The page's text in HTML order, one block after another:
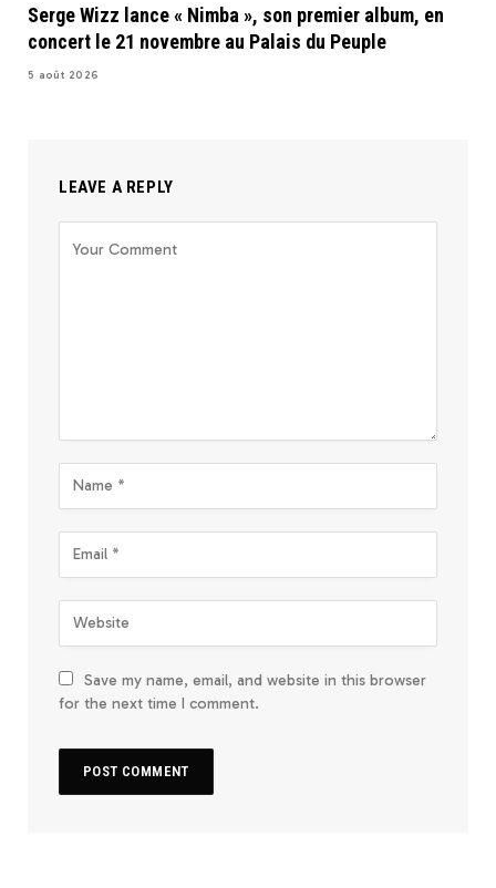
Serge Wizz lance « Nimba », son premier album, en
concert le 21 novembre au Palais du Peuple
5 août 2026
LEAVE A REPLY
Save my name, email, and website in this browser
for the next time I comment.